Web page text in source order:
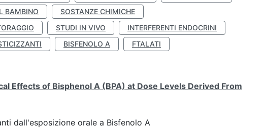
BAMBINO
SOSTANZE CHIMICHE
STUDI IN VIVO
INTERFERENTI ENDOCRINI
BISFENOLO A
FTALATI
Effects of Bisphenol A (BPA) at Dose Levels Derived From
dall'esposizione orale a Bisfenolo A